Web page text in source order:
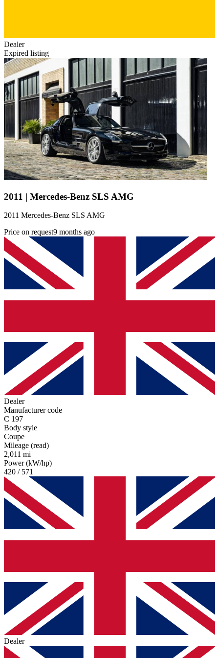
Dealer
Expired listing
2011 | Mercedes-Benz SLS AMG
2011 Mercedes-Benz SLS AMG
Price on request9 months ago
Dealer
Manufacturer code
C 197
Body style
Coupe
Mileage (read)
2,011 mi
Power (kW/hp)
420 / 571
Dealer